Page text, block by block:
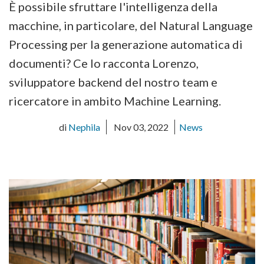
È possibile sfruttare l'intelligenza della
macchine, in particolare, del Natural Language
Processing per la generazione automatica di
documenti? Ce lo racconta Lorenzo,
sviluppatore backend del nostro team e
ricercatore in ambito Machine Learning.
di Nephila Nov 03, 2022 News